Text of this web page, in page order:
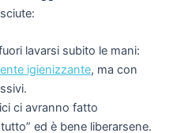
lavarsi subito le mani:
igienizzante, ma con
ci avranno fatto
ed è bene liberarsene.